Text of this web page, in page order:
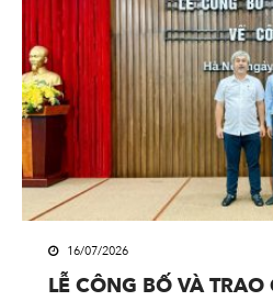
16/07/2026
LỄ CÔNG BỐ VÀ